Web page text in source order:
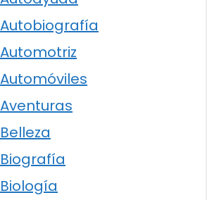
Autobiografía
Automotriz
Automóviles
Aventuras
Belleza
Biografía
Biología